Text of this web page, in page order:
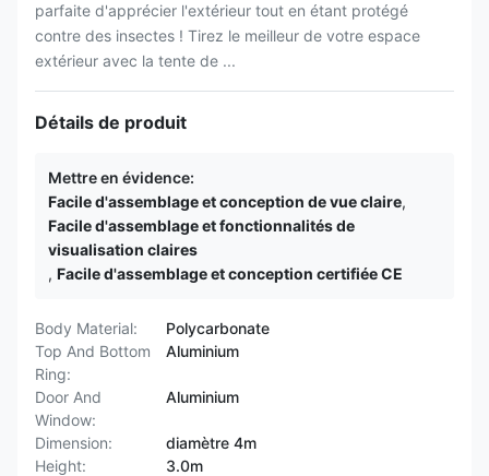
parfaite d'apprécier l'extérieur tout en étant protégé
contre des insectes ! Tirez le meilleur de votre espace
extérieur avec la tente de ...
Détails de produit
Mettre en évidence:
Facile d'assemblage et conception de vue claire,
Facile d'assemblage et fonctionnalités de
visualisation claires
, Facile d'assemblage et conception certifiée CE
Body Material:
Polycarbonate
Top And Bottom
Ring:
Aluminium
Door And
Window:
Aluminium
Dimension:
diamètre 4m
Height:
3.0m